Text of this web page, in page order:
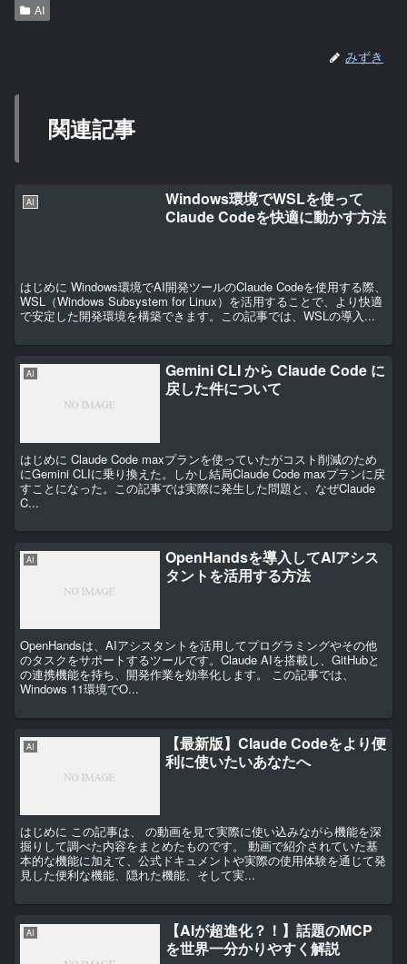
AI
みずき
関連記事
AI
Windows環境でWSLを使って
Claude Codeを快適に動かす方法
はじめに Windows環境でAI開発ツールのClaude Codeを使用する際、
WSL（Windows Subsystem for Linux）を活用することで、より快適
で安定した開発環境を構築できます。この記事では、WSLの導入...
AI
Gemini CLI から Claude Code に
戻した件について
はじめに Claude Code maxプランを使っていたがコスト削減のため
にGemini CLIに乗り換えた。しかし結局Claude Code maxプランに戻
すことになった。この記事では実際に発生した問題と、なぜClaude
C...
AI
OpenHandsを導入してAIアシス
タントを活用する方法
OpenHandsは、AIアシスタントを活用してプログラミングやその他
のタスクをサポートするツールです。Claude AIを搭載し、GitHubと
の連携機能を持ち、開発作業を効率化します。 この記事では、
Windows 11環境でO...
AI
【最新版】Claude Codeをより便
利に使いたいあなたへ
はじめに この記事は、 の動画を見て実際に使い込みながら機能を深
掘りして調べた内容をまとめたものです。 動画で紹介されていた基
本的な機能に加えて、公式ドキュメントや実際の使用体験を通じて発
見した便利な機能、隠れた機能、そして実...
AI
【AIが超進化？！】話題のMCP
を世界一分かりやすく解説